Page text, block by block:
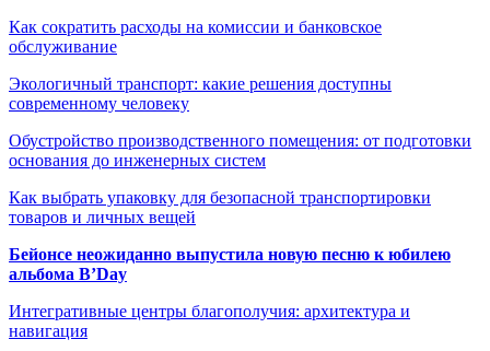
Как сократить расходы на комиссии и банковское
обслуживание
Экологичный транспорт: какие решения доступны
современному человеку
Обустройство производственного помещения: от подготовки
основания до инженерных систем
Как выбрать упаковку для безопасной транспортировки
товаров и личных вещей
Бейонсе неожиданно выпустила новую песню к юбилею
альбома B’Day
Интегративные центры благополучия: архитектура и
навигация